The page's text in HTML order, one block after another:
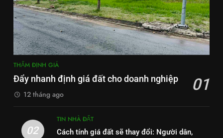
THẨM ĐỊNH GIÁ
Đẩy nhanh định giá đất cho doanh nghiệp 01
12 tháng ago
02
TIN NHÀ ĐẤT
Cách tính giá đất sẽ thay đổi: Người dân,